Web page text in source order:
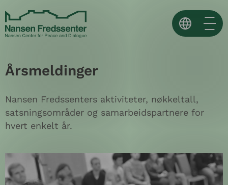
to
content
Årsmeldinger
Nansen Fredssenters aktiviteter, nøkkeltall,
satsningsområder og samarbeidspartnere for
hvert enkelt år.